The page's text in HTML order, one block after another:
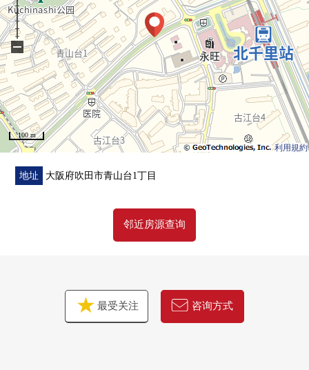
利用規約
100 m
−
地址 大阪府吹田市青山台1丁目
邻近房源查询
最受关注 咨询方式